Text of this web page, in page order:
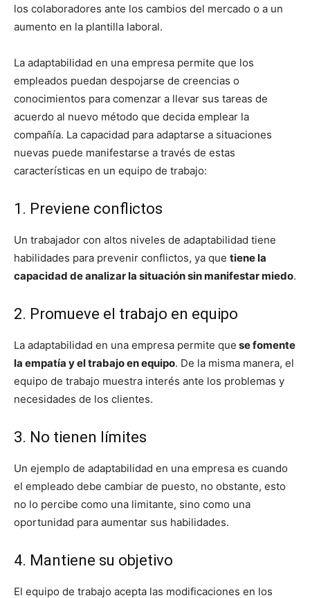
los colaboradores ante los cambios del mercado o a un
aumento en la plantilla laboral.
La adaptabilidad en una empresa permite que los
empleados puedan despojarse de creencias o
conocimientos para comenzar a llevar sus tareas de
acuerdo al nuevo método que decida emplear la
compañía. La capacidad para adaptarse a situaciones
nuevas puede manifestarse a través de estas
características en un equipo de trabajo:
1. Previene conflictos
Un trabajador con altos niveles de adaptabilidad tiene
habilidades para prevenir conflictos, ya que tiene la
capacidad de analizar la situación sin manifestar miedo.
2. Promueve el trabajo en equipo
La adaptabilidad en una empresa permite que se fomente
la empatía y el trabajo en equipo. De la misma manera, el
equipo de trabajo muestra interés ante los problemas y
necesidades de los clientes.
3. No tienen límites
Un ejemplo de adaptabilidad en una empresa es cuando
el empleado debe cambiar de puesto, no obstante, esto
no lo percibe como una limitante, sino como una
oportunidad para aumentar sus habilidades.
4. Mantiene su objetivo
El equipo de trabajo acepta las modificaciones en los